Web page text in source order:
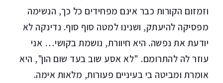
וזמזום הקורות כבר אינם מפחידים כל כך, הנשימה
מפסיקה להיעתק, ושנינו למטה סוף סוף. נדינקה לא
יודעת את נפשה. היא חיוורת, נושמת בקושי… אני
עוזר לה להתרומם. "לא אסע שוב בעד שום הון", היא
אומרת ומביטה בי בעיניים פעורות, מלאות אימה.